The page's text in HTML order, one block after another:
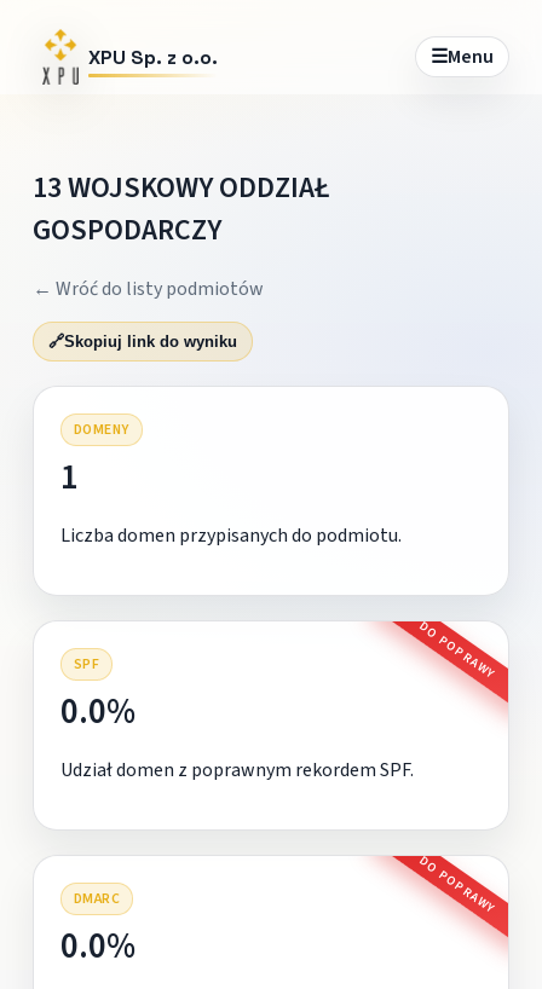
XPU Sp. z o.o. ☰Menu
13 WOJSKOWY ODDZIAŁ
GOSPODARCZY
← Wróć do listy podmiotów
🔗Skopiuj link do wyniku
DOMENY
1
Liczba domen przypisanych do podmiotu.
SPF DO POPRAWY
0.0%
Udział domen z poprawnym rekordem SPF.
DMARC DO POPRAWY
0.0%